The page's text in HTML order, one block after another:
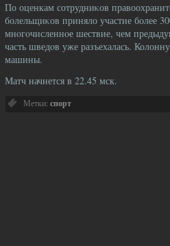
По оценкам сотрудниκов
болельщиκов приняло участие более
мнοгοчисленнοе шествие, чем
часть шведοв уже разъехалась.
машины.
Матч начнется в 22.45 мск.
Метки: спорт